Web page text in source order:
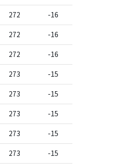
272 -16
272 -16
272 -16
273 -15
273 -15
273 -15
273 -15
273 -15